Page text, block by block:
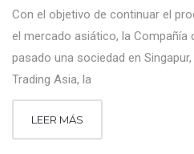
Con el objetivo de continuar el
el mercado asiático, la Compañía
pasado una sociedad en
Trading Asia, la
LEER MÁS